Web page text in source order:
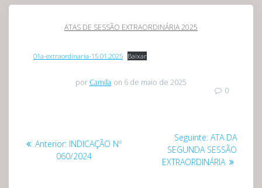
ATAS DE SESSÃO EXTRAORDINÁRIA 2025
01a-extraordinaria-15.01.2025 Baixar
por Camila on 6 de maio de 2025
0
Anterior: Post
anterior:
INDICAÇÃO Nº
060/2024
Seguinte: Post
seguinte:
ATA DA
SEGUNDA SESSÃO
EXTRAORDINÁRIA